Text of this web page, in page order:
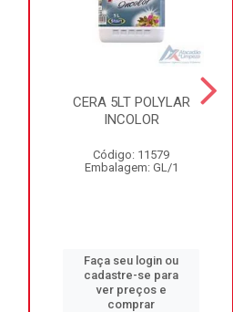
CERA 5LT POLYLAR
INCOLOR
Código: 11579
Embalagem: GL/1
Faça seu login ou
cadastre-se para
ver preços e
comprar